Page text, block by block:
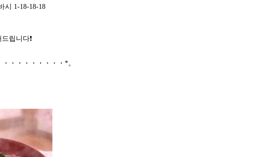
시 1-18-18-18
립니다❗️
・・・・・・・・*。